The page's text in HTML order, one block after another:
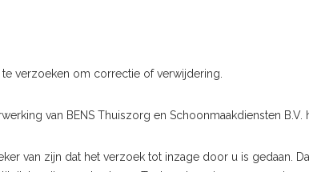
verzoeken om correctie of verwijdering.
van BENS Thuiszorg en Schoonmaakdiensten
van zijn dat het verzoek tot inzage door u is gedaan.